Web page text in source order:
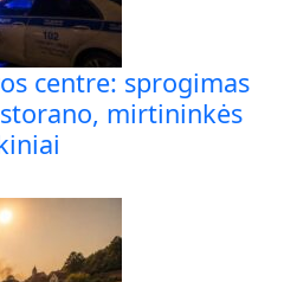
centre: sprogimas
mirtininkės